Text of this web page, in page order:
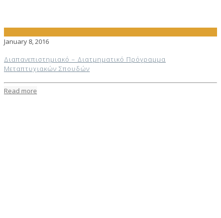
January 8, 2016
Διαπανεπιστημιακό – Διατμηματικό Πρόγραμμα
Μεταπτυχιακών Σπουδών
Read more